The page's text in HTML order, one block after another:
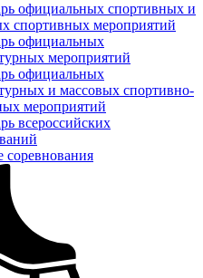
официальных спортивных и
спортивных мероприятий
официальных
мероприятий
официальных
и массовых спортивно-
мероприятий
всероссийских
соревнования